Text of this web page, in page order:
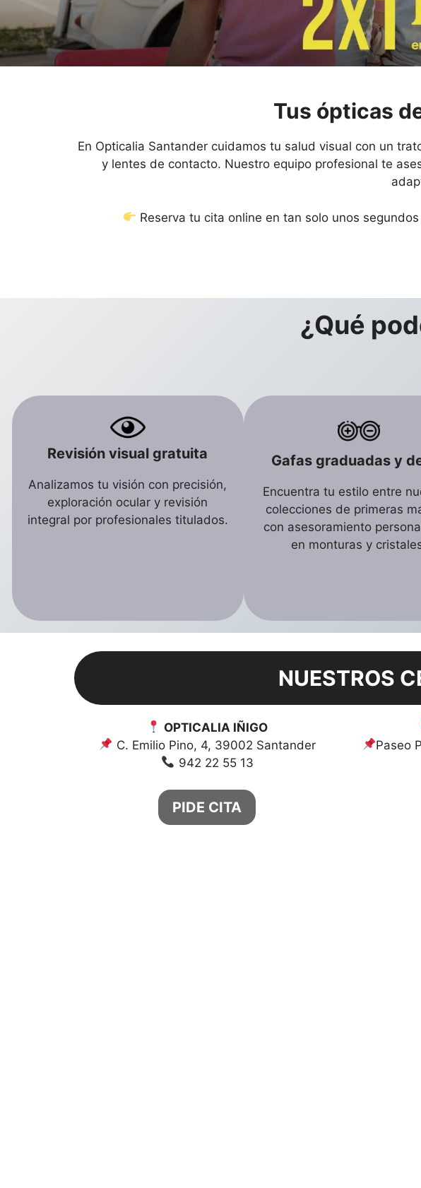
Tus ópticas
En Opticalia Santander cuidamos tu salud visual con un
y lentes de contacto. Nuestro equipo profesional te
Reserva tu cita online en tan solo unos
¿Qué
Revisión visual gratuita
Analizamos tu visión con precisión,
exploración ocular y revisión
integral por profesionales titulados.
Gafas graduadas y
Encuentra tu estilo entre
colecciones de primeras
con asesoramiento
en monturas y
NUESTROS
OPTICALIA IÑIGO
C. Emilio Pino, 4, 39002 Santander
942 22 55 13
PIDE CITA
Paseo